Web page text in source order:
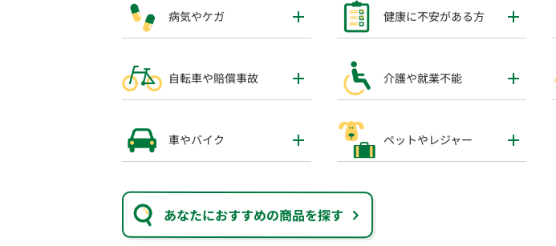
病気やケガ 健康に不安がある方
自転車や賠償事故 介護や就業不能
車やバイク ペットやレジャー
あなたにおすすめの商品を探す